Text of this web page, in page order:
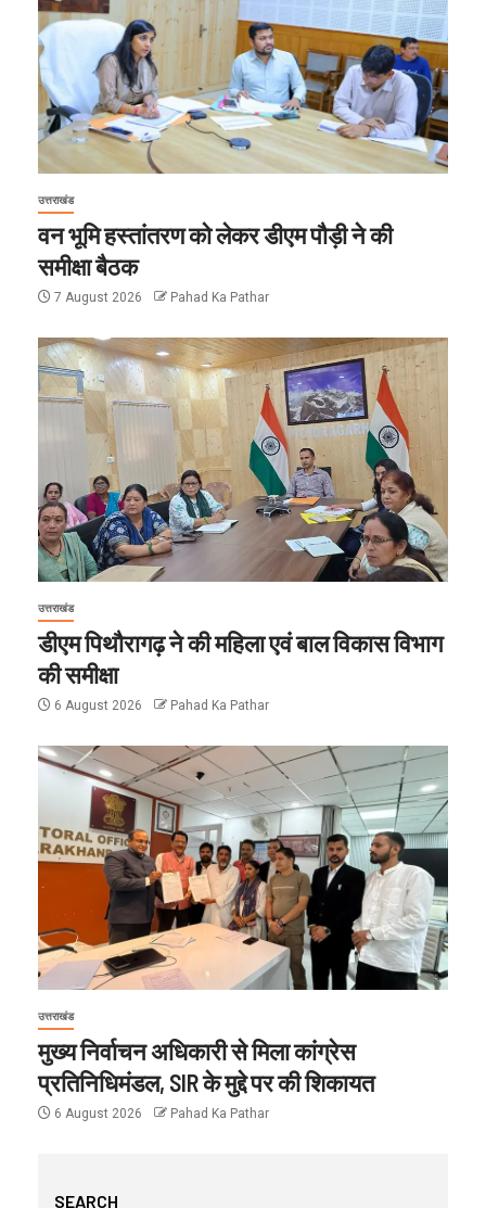
उत्तराखंड
वन भूमि हस्तांतरण को लेकर डीएम पौड़ी ने की
समीक्षा बैठक
7 August 2026 Pahad Ka Pathar
उत्तराखंड
डीएम पिथौरागढ़ ने की महिला एवं बाल विकास विभाग
की समीक्षा
6 August 2026 Pahad Ka Pathar
उत्तराखंड
मुख्य निर्वाचन अधिकारी से मिला कांग्रेस
प्रतिनिधिमंडल, SIR के मुद्दे पर की शिकायत
6 August 2026 Pahad Ka Pathar
SEARCH